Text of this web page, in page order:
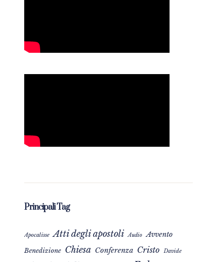
Principali Tag
Apocalisse Atti degli apostoli Audio Avvento
Benedizione Chiesa Conferenza Cristo Davide